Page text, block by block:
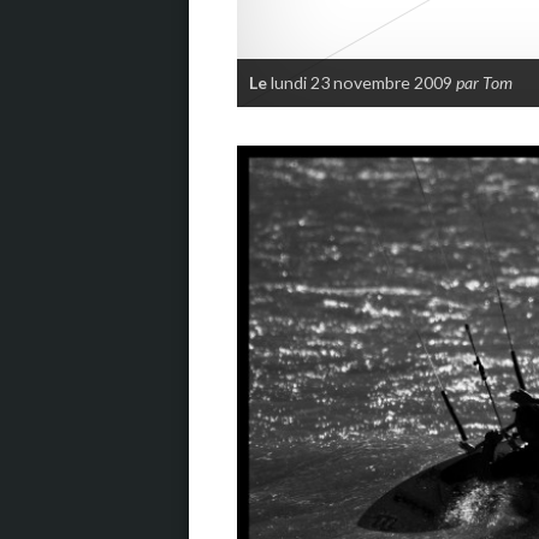
Lelundi 23 novembre 2009 par Tom